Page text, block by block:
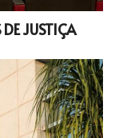
JUSTIÇA